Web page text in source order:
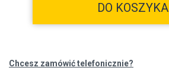
DO KOSZYKA
Chcesz zamówić telefonicznie?